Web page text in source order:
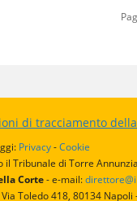
di tracciamento
Privacy-Cookie
Tribunale di Torre
Corte- e-mail:
Toledo 418, 80134 Napoli